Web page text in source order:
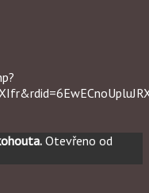
Otevřeno od